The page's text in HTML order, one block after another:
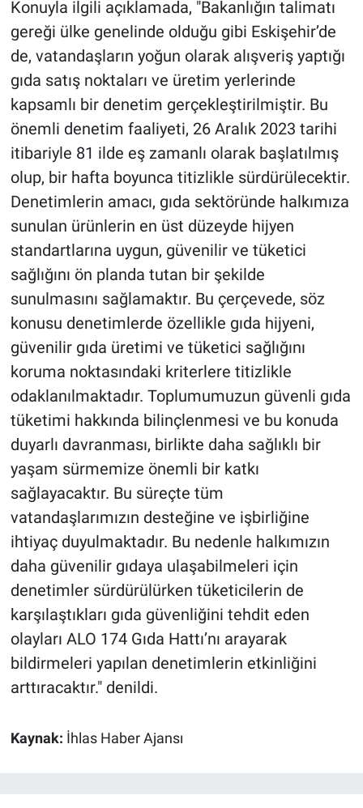
Konuyla ilgili açıklamada, "Bakanlığın talimatı
gereği ülke genelinde olduğu gibi Eskişehir’de
de, vatandaşların yoğun olarak alışveriş yaptığı
gıda satış noktaları ve üretim yerlerinde
kapsamlı bir denetim gerçekleştirilmiştir. Bu
önemli denetim faaliyeti, 26 Aralık 2023 tarihi
itibariyle 81 ilde eş zamanlı olarak başlatılmış
olup, bir hafta boyunca titizlikle sürdürülecektir.
Denetimlerin amacı, gıda sektöründe halkımıza
sunulan ürünlerin en üst düzeyde hijyen
standartlarına uygun, güvenilir ve tüketici
sağlığını ön planda tutan bir şekilde
sunulmasını sağlamaktır. Bu çerçevede, söz
konusu denetimlerde özellikle gıda hijyeni,
güvenilir gıda üretimi ve tüketici sağlığını
koruma noktasındaki kriterlere titizlikle
odaklanılmaktadır. Toplumumuzun güvenli gıda
tüketimi hakkında bilinçlenmesi ve bu konuda
duyarlı davranması, birlikte daha sağlıklı bir
yaşam sürmemize önemli bir katkı
sağlayacaktır. Bu süreçte tüm
vatandaşlarımızın desteğine ve işbirliğine
ihtiyaç duyulmaktadır. Bu nedenle halkımızın
daha güvenilir gıdaya ulaşabilmeleri için
denetimler sürdürülürken tüketicilerin de
karşılaştıkları gıda güvenliğini tehdit eden
olayları ALO 174 Gıda Hattı’nı arayarak
bildirmeleri yapılan denetimlerin etkinliğini
arttıracaktır." denildi.
Kaynak: İhlas Haber Ajansı